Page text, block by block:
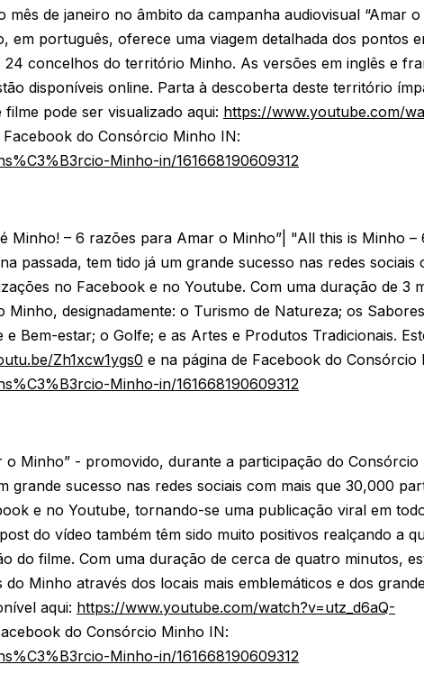
de janeiro no âmbito da campanha audiovisual “Amar o
em português, oferece uma viagem detalhada dos pontos
concelhos do território Minho. As versões em inglês e
disponíveis online. Parta à descoberta deste território
pode ser visualizado aqui: https://www.youtube.com/
Facebook do Consórcio Minho IN:
Minho-in/161668190609312
Minho! – 6 razões para Amar o Minho”| "All this is Minho –
passada, tem tido já um grande sucesso nas redes sociais
no Facebook e no Youtube. Com uma duração de 3
designadamente: o Turismo de Natureza; os
Bem-estar; o Golfe; e as Artes e Produtos Tradicionais.
Zh1xcw1ygs0 e na página de Facebook do Consórcio
Minho-in/161668190609312
o Minho” - promovido, durante a participação do
grande sucesso nas redes sociais com mais que 30,000
e no Youtube, tornando-se uma publicação viral em
do vídeo também têm sido muito positivos realçando a
do filme. Com uma duração de cerca de quatro minutos,
Minho através dos locais mais emblemáticos e dos
aqui: https://www.youtube.com/watch?v=utz_d6aQ-
do Consórcio Minho IN:
Minho-in/161668190609312